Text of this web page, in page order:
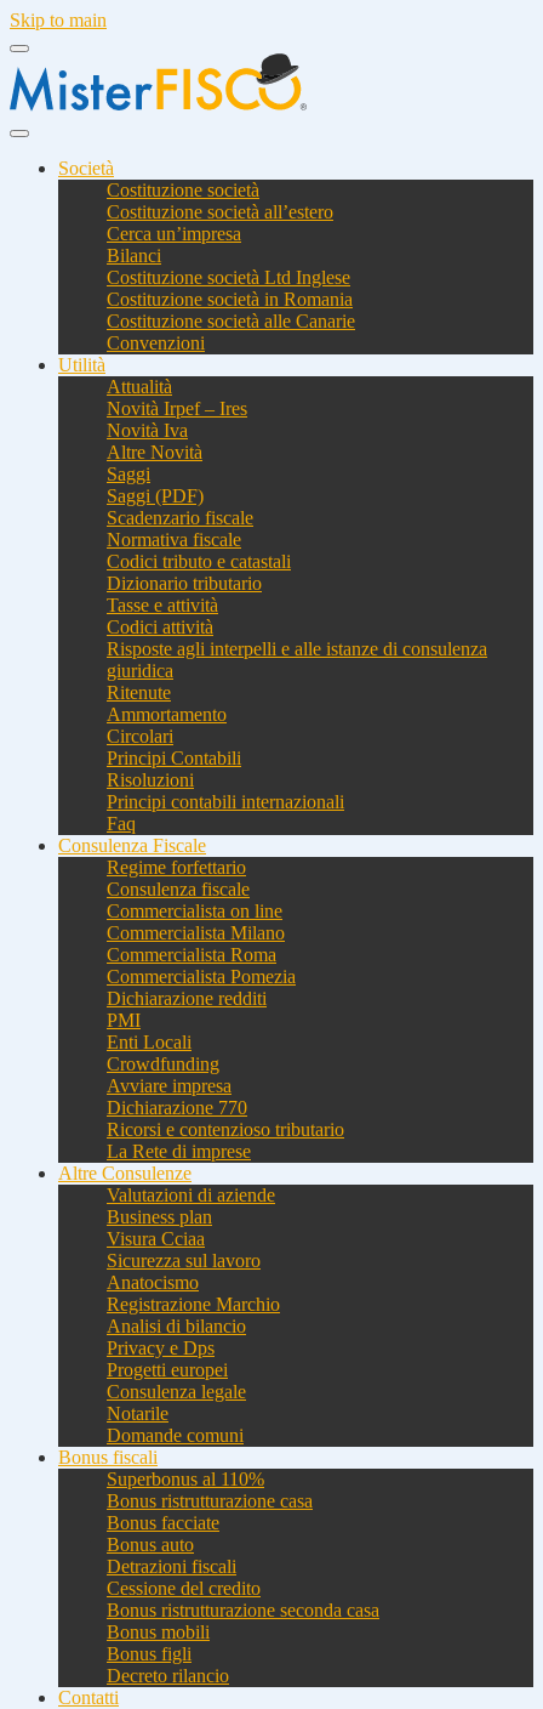
Skip to main
Società
Costituzione società
Costituzione società all’estero
Cerca un’impresa
Bilanci
Costituzione società Ltd Inglese
Costituzione società in Romania
Costituzione società alle Canarie
Convenzioni
Utilità
Attualità
Novità Irpef – Ires
Novità Iva
Altre Novità
Saggi
Saggi (PDF)
Scadenzario fiscale
Normativa fiscale
Codici tributo e catastali
Dizionario tributario
Tasse e attività
Codici attività
Risposte agli interpelli e alle istanze di consulenza
giuridica
Ritenute
Ammortamento
Circolari
Principi Contabili
Risoluzioni
Principi contabili internazionali
Faq
Consulenza Fiscale
Regime forfettario
Consulenza fiscale
Commercialista on line
Commercialista Milano
Commercialista Roma
Commercialista Pomezia
Dichiarazione redditi
PMI
Enti Locali
Crowdfunding
Avviare impresa
Dichiarazione 770
Ricorsi e contenzioso tributario
La Rete di imprese
Altre Consulenze
Valutazioni di aziende
Business plan
Visura Cciaa
Sicurezza sul lavoro
Anatocismo
Registrazione Marchio
Analisi di bilancio
Privacy e Dps
Progetti europei
Consulenza legale
Notarile
Domande comuni
Bonus fiscali
Superbonus al 110%
Bonus ristrutturazione casa
Bonus facciate
Bonus auto
Detrazioni fiscali
Cessione del credito
Bonus ristrutturazione seconda casa
Bonus mobili
Bonus figli
Decreto rilancio
Contatti